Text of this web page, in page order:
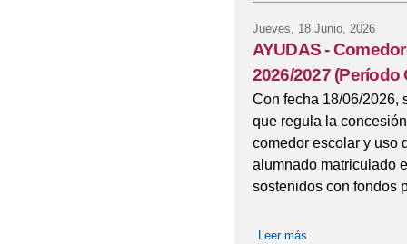
Jueves, 18 Junio, 2026
AYUDAS -
2026/2027 (Período
Con fecha 18/06/2026,
que regula la
comedor escolar y uso
alumnado matriculado
sostenidos con fondos
Leer más